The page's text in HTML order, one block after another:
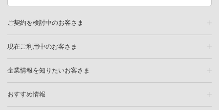
ご契約を検討中のお客さま
現在ご利用中のお客さま
企業情報を知りたいお客さま
おすすめ情報